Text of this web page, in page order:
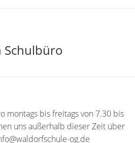
Schulbüro
montags bis freitags von 7.30 bis
uns außerhalb dieser Zeit über
og.de